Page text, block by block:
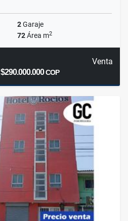
2Garaje
72Área m2
Venta
$290.000.000COP